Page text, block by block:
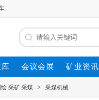
会议会展 矿业资讯
采矿 采煤 > 采煤机械